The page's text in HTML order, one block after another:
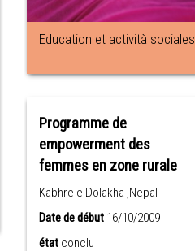
Education et actività sociales
Programme de
empowerment des
femmes en zone rurale
Kabhre e Dolakha ,Nepal
Date de début16/10/2009
état conclu